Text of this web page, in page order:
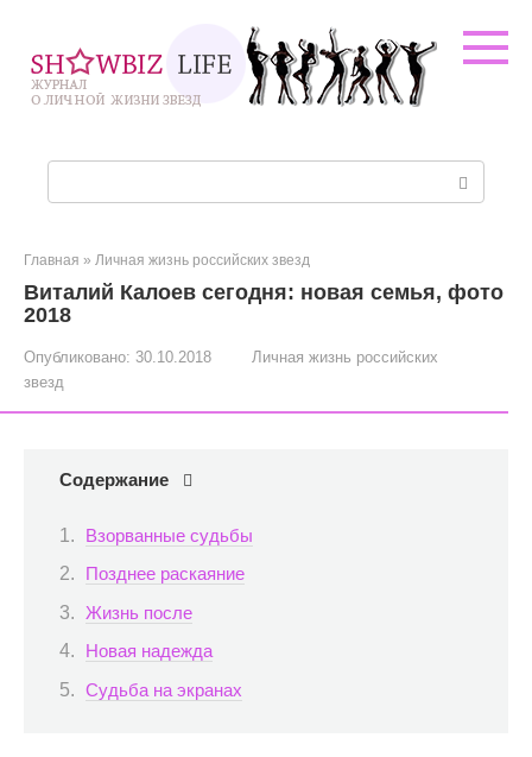
контенту
Главная » Личная жизнь российских звезд
Виталий Калоев сегодня: новая семья, фото
2018
Опубликовано: 30.10.2018
Личная жизнь российских
звезд
Содержание
Взорванные судьбы
Позднее раскаяние
Жизнь после
Новая надежда
Судьба на экранах